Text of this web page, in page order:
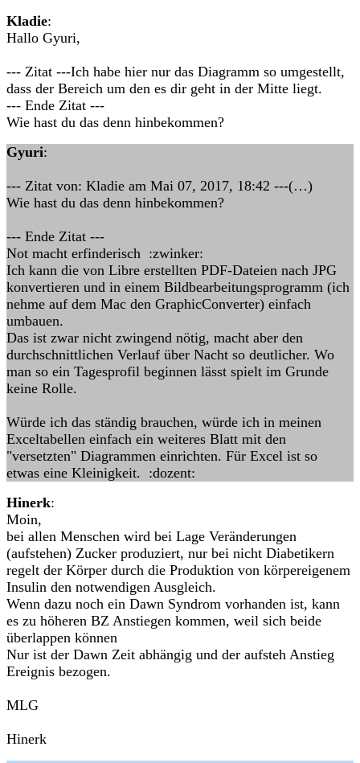
Kladie:
Hallo Gyuri,
--- Zitat ---Ich habe hier nur das Diagramm so umgestellt,
dass der Bereich um den es dir geht in der Mitte liegt.
--- Ende Zitat ---
Wie hast du das denn hinbekommen?
Gyuri:
--- Zitat von: Kladie am Mai 07, 2017, 18:42 ---(…)
Wie hast du das denn hinbekommen?
--- Ende Zitat ---
Not macht erfinderisch :zwinker:
Ich kann die von Libre erstellten PDF-Dateien nach JPG
konvertieren und in einem Bildbearbeitungsprogramm (ich
nehme auf dem Mac den GraphicConverter) einfach
umbauen.
Das ist zwar nicht zwingend nötig, macht aber den
durchschnittlichen Verlauf über Nacht so deutlicher. Wo
man so ein Tagesprofil beginnen lässt spielt im Grunde
keine Rolle.
Würde ich das ständig brauchen, würde ich in meinen
Exceltabellen einfach ein weiteres Blatt mit den
"versetzten" Diagrammen einrichten. Für Excel ist so
etwas eine Kleinigkeit. :dozent:
Hinerk:
Moin,
bei allen Menschen wird bei Lage Veränderungen
(aufstehen) Zucker produziert, nur bei nicht Diabetikern
regelt der Körper durch die Produktion von körpereigenem
Insulin den notwendigen Ausgleich.
Wenn dazu noch ein Dawn Syndrom vorhanden ist, kann
es zu höheren BZ Anstiegen kommen, weil sich beide
überlappen können
Nur ist der Dawn Zeit abhängig und der aufsteh Anstieg
Ereignis bezogen.
MLG
Hinerk